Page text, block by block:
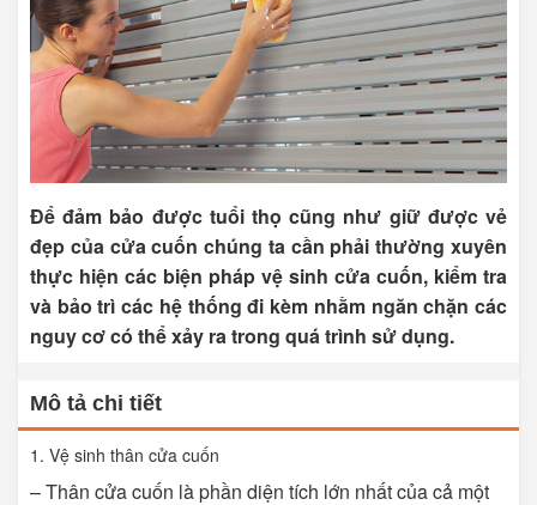
Để đảm bảo được tuổi thọ cũng như giữ được vẻ
đẹp của cửa cuốn chúng ta cần phải thường xuyên
thực hiện các biện pháp vệ sinh cửa cuốn, kiểm tra
và bảo trì các hệ thống đi kèm nhằm ngăn chặn các
nguy cơ có thể xảy ra trong quá trình sử dụng.
Mô tả chi tiết
1. Vệ sinh thân cửa cuốn
– Thân cửa cuốn là phần diện tích lớn nhất của cả một